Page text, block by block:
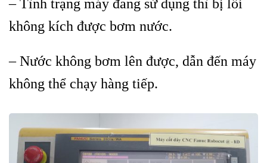
– Tình trạng máy đang sử dụng thì bị lỗi
không kích được bơm nước.
– Nước không bơm lên được, dẫn đến máy
không thể chạy hàng tiếp.